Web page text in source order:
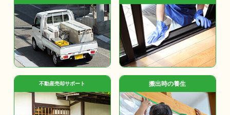
不動産売却サポート 搬出時の養生